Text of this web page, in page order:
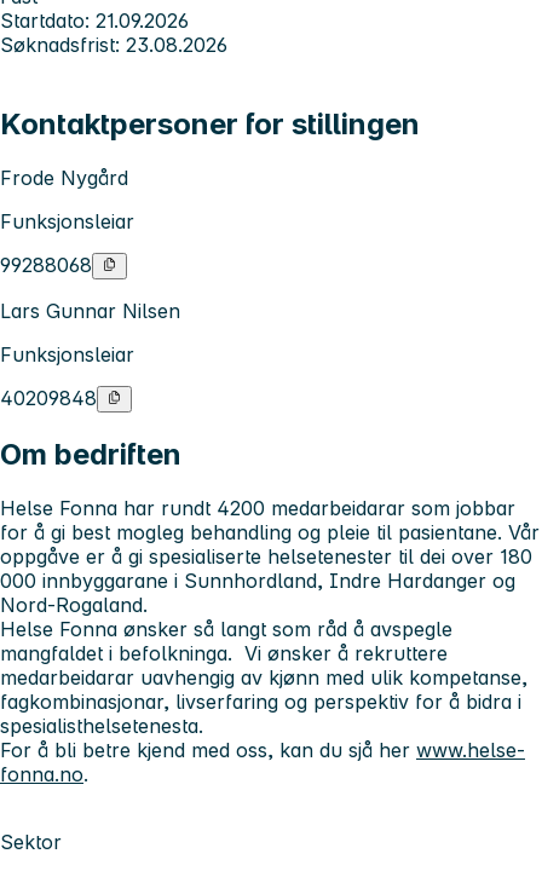
Startdato: 21.09.2026
Søknadsfrist: 23.08.2026
Kontaktpersoner for stillingen
Frode Nygård
Funksjonsleiar
99288068
Lars Gunnar Nilsen
Funksjonsleiar
40209848
Om bedriften
Helse Fonna har rundt 4200 medarbeidarar som jobbar
for å gi best mogleg behandling og pleie til pasientane. Vår
oppgåve er å gi spesialiserte helsetenester til dei over 180
000 innbyggarane i Sunnhordland, Indre Hardanger og
Nord-Rogaland.
Helse Fonna ønsker så langt som råd å avspegle
mangfaldet i befolkninga. Vi ønsker å rekruttere
medarbeidarar uavhengig av kjønn med ulik kompetanse,
fagkombinasjonar, livserfaring og perspektiv for å bidra i
spesialisthelsetenesta.
For å bli betre kjend med oss, kan du sjå her www.helse-
fonna.no.
Sektor